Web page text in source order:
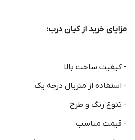
مزایای خرید از کیان درب:
- کیفیت ساخت بالا
- استفاده از متریال درجه یک
- تنوع رنگ و طرح
- قیمت مناسب